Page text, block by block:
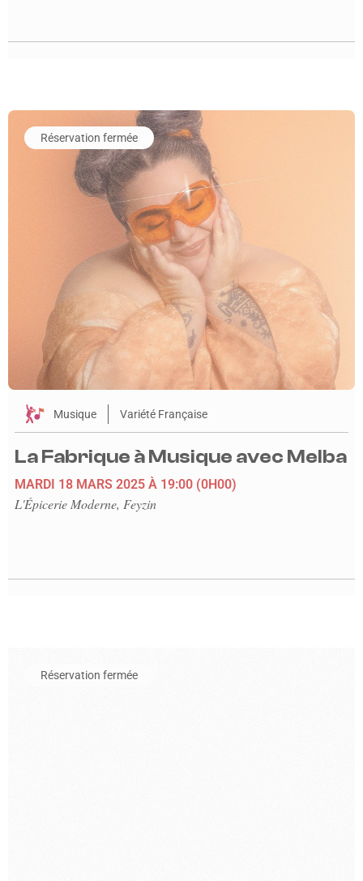
En savoir plus sur l'événement La Fabrique à Musique avec
Réservation fermée
Musique Variété Française
La Fabrique à Musique avec Melba
MARDI 18 MARS 2025 À 19:00 (0H00)
L'Épicerie Moderne, Feyzin
Réservation fermée